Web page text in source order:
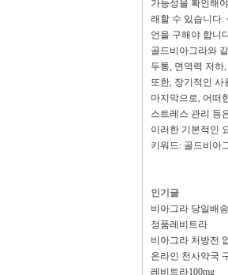
가능성을 확인해
래할 수 있습니다.
언을 구해야 합니
골드비아그라와
두통, 면역력 저하
또한, 장기적인 사
마지막으로, 어떠
스트레스 관리 등
이러한 기본적인
키워드: 골드비아
인기글
비아그라 당일배
정품레비트라
비아그라 처방전
온라인 천사약국
레비트라100mg